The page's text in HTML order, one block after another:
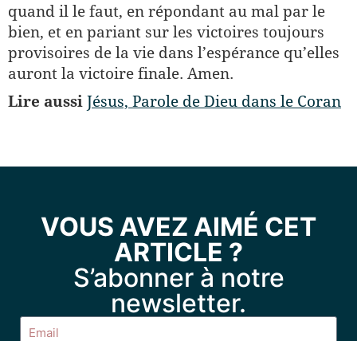
quand il le faut, en répondant au mal par le
bien, et en pariant sur les victoires toujours
provisoires de la vie dans l’espérance qu’elles
auront la victoire finale. Amen.
Lire aussi Jésus, Parole de Dieu dans le Coran
VOUS AVEZ AIMÉ CET
ARTICLE ?
S’abonner à notre
newsletter.